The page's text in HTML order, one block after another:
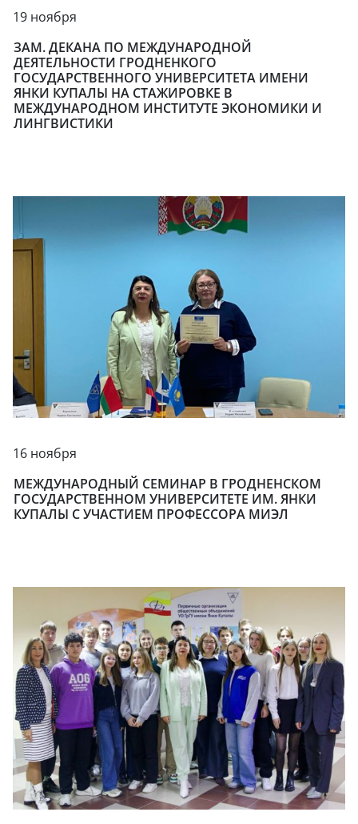
19 ноября
ЗАМ. ДЕКАНА ПО МЕЖДУНАРОДНОЙ
ДЕЯТЕЛЬНОСТИ ГРОДНЕНКОГО
ГОСУДАРСТВЕННОГО УНИВЕРСИТЕТА ИМЕНИ
ЯНКИ КУПАЛЫ НА СТАЖИРОВКЕ В
МЕЖДУНАРОДНОМ ИНСТИТУТЕ ЭКОНОМИКИ И
ЛИНГВИСТИКИ
16 ноября
МЕЖДУНАРОДНЫЙ СЕМИНАР В ГРОДНЕНСКОМ
ГОСУДАРСТВЕННОМ УНИВЕРСИТЕТЕ ИМ. ЯНКИ
КУПАЛЫ С УЧАСТИЕМ ПРОФЕССОРА МИЭЛ